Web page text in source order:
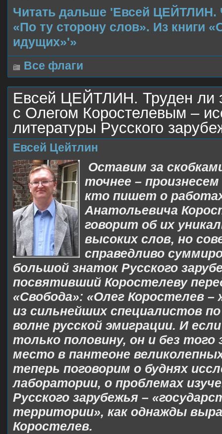
Читать дальше 'Евсей ЦЕЙТЛИН.
«По ту сторону слов». Из книги
идущих»'»
Все флаги
Евсей ЦЕЙТЛИН. Труден ли
с Олегом Коростелевым –
литературы Русского
Евсей Цейтлин
Оставим за
точнее –
кто пишет о
Анатольевича
говорит об их
высоких слов, но
справедливо
большой знаток Русского
посвятивший Коростелеву
«Свобода»: «Олег Коростелев –
из сильнейших специалистов
волне русской эмиграции. И
только половину, он и без того
место в пантеоне
теперь поговорим о буднях
лаборатории, о проблемах
Русского зарубежья –
территории», как однажды
Коростелев.